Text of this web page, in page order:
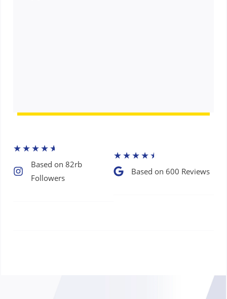
★★★★★
Based on 82rb
Followers​
★★★★★
Based on 600 Reviews​